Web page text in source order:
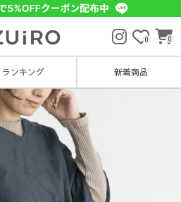
0 0
ランキング 新着商品